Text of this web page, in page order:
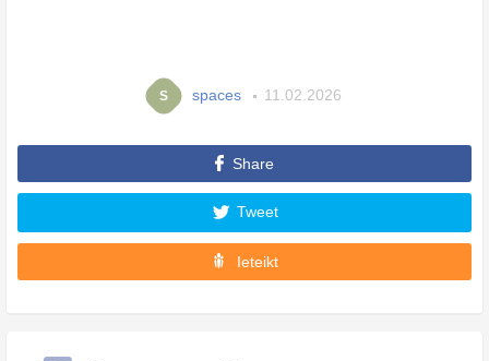
S spaces 11.02.2026
Share
Tweet
Ieteikt